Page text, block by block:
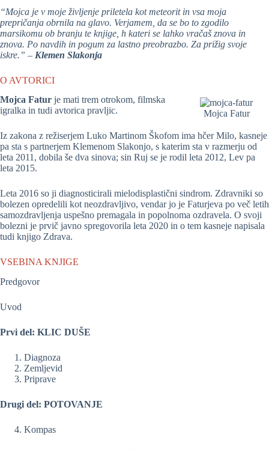
“Mojca je v moje življenje priletela kot meteorit in vsa moja
prepričanja obrnila na glavo. Verjamem, da se bo to zgodilo
marsikomu ob branju te knjige, h kateri se lahko vračaš znova in
znova. Po navdih in pogum za lastno preobrazbo. Za prižig svoje
iskre.” – Klemen Slakonja
O AVTORICI
Mojca Fatur
Mojca Fatur je mati trem otrokom, filmska
igralka in tudi avtorica pravljic.
Iz zakona z režiserjem Luko Martinom Škofom ima hčer Milo, kasneje
pa sta s partnerjem Klemenom Slakonjo, s katerim sta v razmerju od
leta 2011, dobila še dva sinova; sin Ruj se je rodil leta 2012, Lev pa
leta 2015.
Leta 2016 so ji diagnosticirali mielodisplastični sindrom. Zdravniki so
bolezen opredelili kot neozdravljivo, vendar jo je Faturjeva po več letih
samozdravljenja uspešno premagala in popolnoma ozdravela. O svoji
bolezni je prvič javno spregovorila leta 2020 in o tem kasneje napisala
tudi knjigo Zdrava.
VSEBINA KNJIGE
Predgovor
Uvod
Prvi del: KLIC DUŠE
Diagnoza
Zemljevid
Priprave
Drugi del: POTOVANJE
Kompas